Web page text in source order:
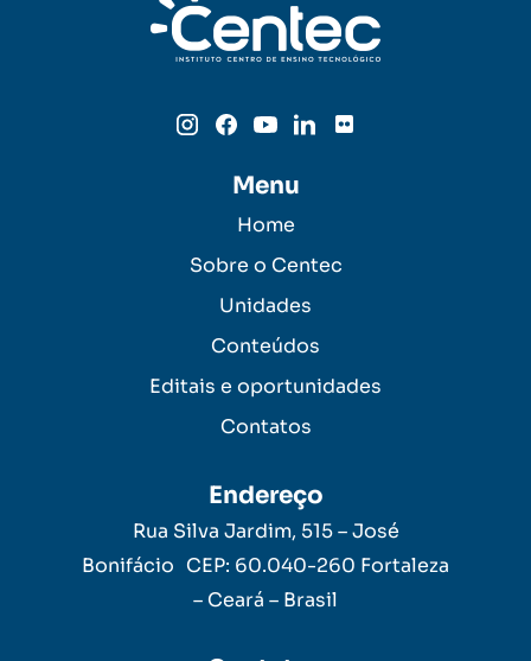
Menu
Home
Sobre o Centec
Unidades
Conteúdos
Editais e oportunidades
Contatos
Endereço
Rua Silva Jardim, 515 – José
Bonifácio CEP: 60.040-260 Fortaleza
– Ceará – Brasil